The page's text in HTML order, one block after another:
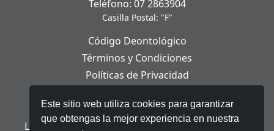
Este sitio web utiliza cookies para garantizar
que obtengas la mejor experiencia en nuestra
Teléfono: 07 2863904
Casilla Postal: "F"
Código Deontológico
Términos y Condiciones
Políticas de Privacidad
Aviso Legal
Ley Orgánica de Protección de Datos Personales